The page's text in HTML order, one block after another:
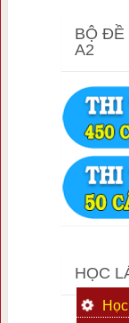
BỘ ĐỀ
A2
HỌC